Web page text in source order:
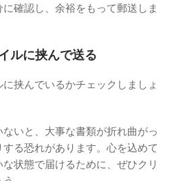
確認し、余裕をもって郵送しま
ルに挟んで送る
挟んでいるかチェックしましょ
いと、大事な書類が折れ曲がっ
る恐れがあります。心を込めて
状態で届けるために、ぜひクリ